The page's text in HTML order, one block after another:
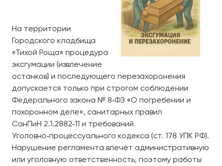
На территории
Городского кладбища
«Тихой Роща» процедура
эксгумации (извлечение
останков) и последующего перезахоронения
допускается только при строгом соблюдении
Федерального закона № 8‑ФЗ «О погребении и
похоронном деле», санитарных правил
СанПиН 2.1.2882‑11 и требований
Уголовно‑процессуального кодекса (ст. 178 УПК РФ).
Нарушение регламента влечёт административную
или уголовную ответственность, поэтому работы